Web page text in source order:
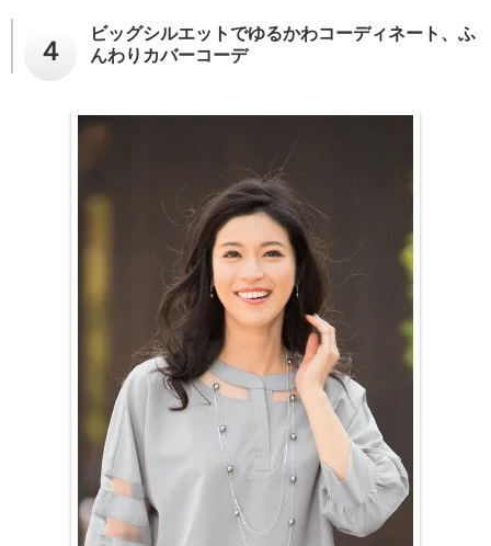
４
ビッグシルエットでゆるかわコーディネート、ふ
んわりカバーコーデ